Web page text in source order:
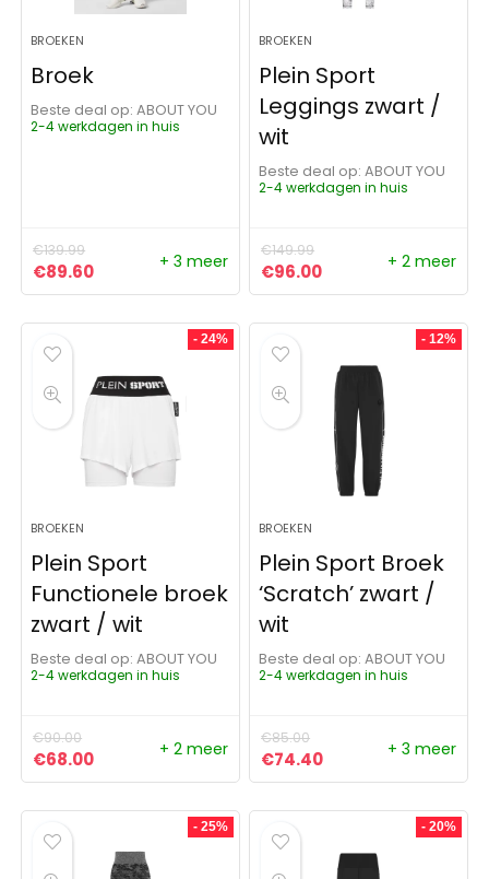
BROEKEN
Broek
Beste deal op:
ABOUT YOU
2-4 werkdagen in huis
€139.99
Oorspronkelijke prijs was: €139.99.
€89.60Huidige prijs is: €89.60.
+ 3 meer
BROEKEN
Plein Sport
Leggings zwart /
wit
Beste deal op:
ABOUT YOU
2-4 werkdagen in huis
€149.99
Oorspronkelijke prijs was:
€96.00Huidige prijs is:
+ 2 meer
- 24%
BROEKEN
Plein Sport
Functionele broek
zwart / wit
Beste deal op:
ABOUT YOU
2-4 werkdagen in huis
€90.00
Oorspronkelijke prijs was: €90.00.
€68.00Huidige prijs is: €68.00.
+ 2 meer
- 12%
BROEKEN
Plein Sport Broek
‘Scratch’ zwart /
wit
Beste deal op:
ABOUT YOU
2-4 werkdagen in huis
€85.00
Oorspronkelijke prijs
€74.40Huidige prijs is:
+ 3 meer
- 25% - 20%